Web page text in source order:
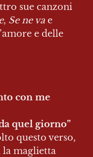
sue canzoni
, Se ne va
e delle
con me
questo verso,
maglietta